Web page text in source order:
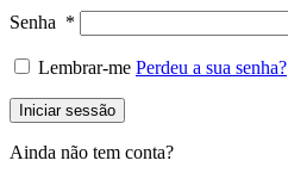
Senha *
Lembrar-me Perdeu a sua senha?
Iniciar sessão
Ainda não tem conta?